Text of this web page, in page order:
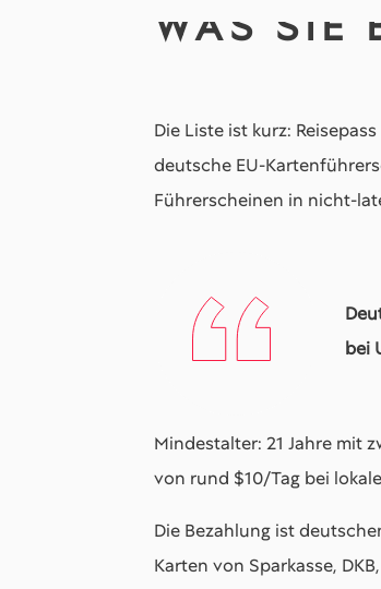
WAS SIE
Die Liste ist kurz:
deutsche EU-
Führerscheinen in nicht-
bei
Mindestalter: 21 Jahre mit
von rund $10/Tag bei
Die Bezahlung ist
Karten von Sparkasse,